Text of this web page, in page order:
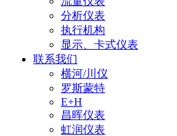
分析仪表
执行机构
显示、卡式仪表
联系我们
横河/川仪
罗斯蒙特
E+H
昌晖仪表
虹润仪表